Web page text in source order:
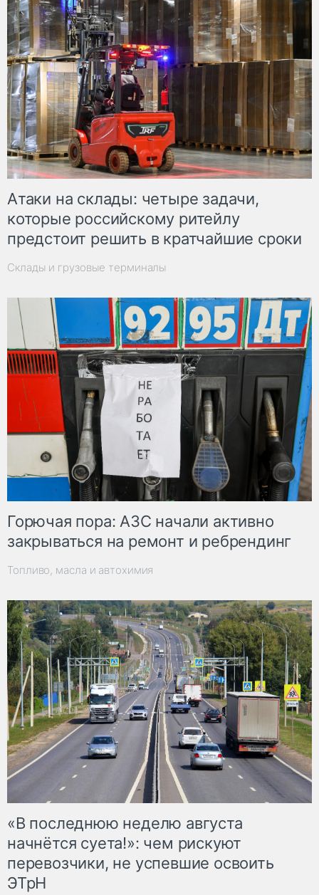
Атаки на склады: четыре задачи,
которые российскому ритейлу
предстоит решить в кратчайшие сроки
Склады и грузовые терминалы
Горючая пора: АЗС начали активно
закрываться на ремонт и ребрендинг
Топливо, масла и автохимия
«В последнюю неделю августа
начнётся суета!»: чем рискуют
перевозчики, не успевшие освоить
ЭТрН